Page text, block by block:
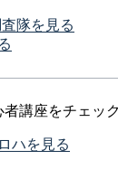
隊を見る
講座をチェック
ハを見る